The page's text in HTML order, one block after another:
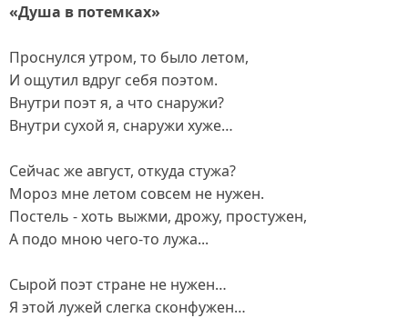
«Душа в потемках»
Проснулся утром, то было летом,
И ощутил вдруг себя поэтом.
Внутри поэт я, а что снаружи?
Внутри сухой я, снаружи хуже…
Сейчас же август, откуда стужа?
Мороз мне летом совсем не нужен.
Постель - хоть выжми, дрожу, простужен,
А подо мною чего-то лужа...
Сырой поэт стране не нужен…
Я этой лужей слегка сконфужен…